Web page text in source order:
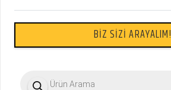
BİZ SİZİ ARAYALIM!